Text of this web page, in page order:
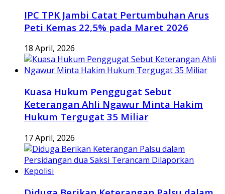
IPC TPK Jambi Catat Pertumbuhan Arus
Peti Kemas 22,5% pada Maret 2026
18 April, 2026
Kuasa Hukum Penggugat Sebut
Keterangan Ahli Ngawur Minta Hakim
Hukum Tergugat 35 Miliar
17 April, 2026